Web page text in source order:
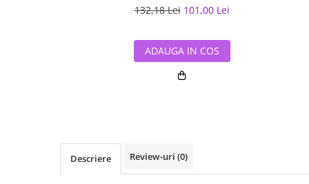
132,18 Lei 101,00 Lei
ADAUGA IN COS
Descriere Review-uri (0)